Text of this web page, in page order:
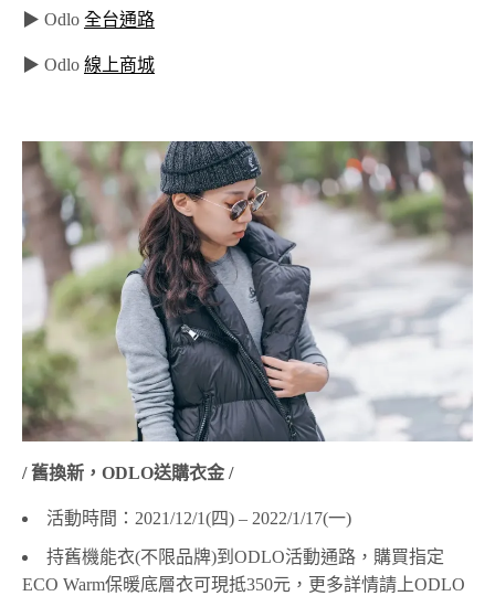
▶ Odlo全台通路
▶ Odlo線上商城
/ 舊換新，ODLO送購衣金 /
活動時間：2021/12/1(四) – 2022/1/17(一)
持舊機能衣(不限品牌)到ODLO活動通路，購買指定
ECO Warm保暖底層衣可現抵350元，更多詳情請上ODLO